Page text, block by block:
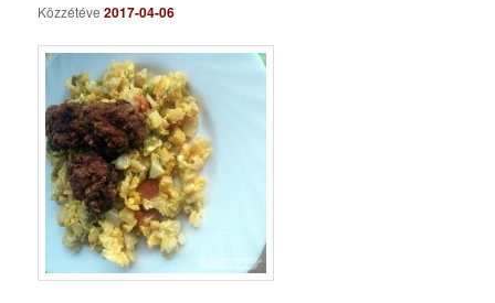
Közzétéve2017-04-06